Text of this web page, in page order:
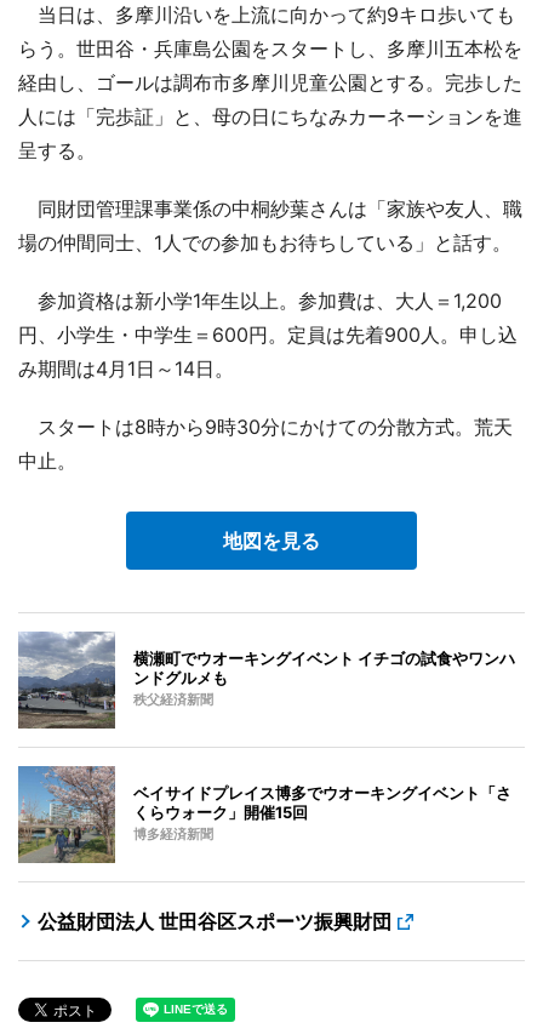
当日は、多摩川沿いを上流に向かって約9キロ歩いても
らう。世田谷・兵庫島公園をスタートし、多摩川五本松を
経由し、ゴールは調布市多摩川児童公園とする。完歩した
人には「完歩証」と、母の日にちなみカーネーションを進
呈する。
同財団管理課事業係の中桐紗葉さんは「家族や友人、職
場の仲間同士、1人での参加もお待ちしている」と話す。
参加資格は新小学1年生以上。参加費は、大人＝1,200
円、小学生・中学生＝600円。定員は先着900人。申し込
み期間は4月1日～14日。
スタートは8時から9時30分にかけての分散方式。荒天
中止。
地図を見る
横瀬町でウオーキングイベント イチゴの試食やワンハ
ンドグルメも
秩父経済新聞
ベイサイドプレイス博多でウオーキングイベント「さ
くらウォーク」開催15回
博多経済新聞
公益財団法人 世田谷区スポーツ振興財団